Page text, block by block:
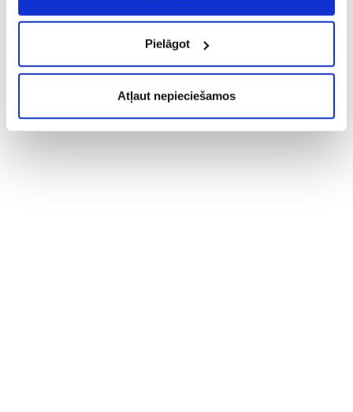
Pielāgot
Atļaut nepieciešamos